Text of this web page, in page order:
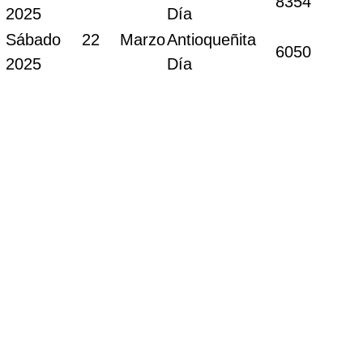
2025
Día
Sábado 22 Marzo
2025
Antioqueñita
Día
6050